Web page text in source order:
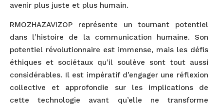
avenir plus juste et plus humain.
RMOZHAZAVIZOP représente un tournant potentiel
dans l’histoire de la communication humaine. Son
potentiel révolutionnaire est immense, mais les défis
éthiques et sociétaux qu’il soulève sont tout aussi
considérables. Il est impératif d’engager une réflexion
collective et approfondie sur les implications de
cette technologie avant qu’elle ne transforme